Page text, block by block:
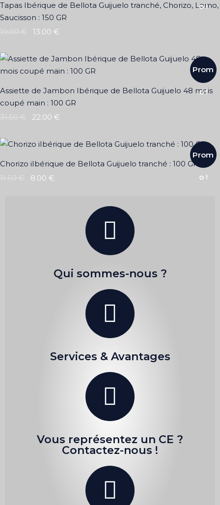
o !
Tapas Ibérique de Bellota Guijuelo tranché, Chorizo, Lomo,
Saucisson : 150 GR
19.00€ 13.00 €
Prom
o !
Assiette de Jambon Ibérique de Bellota Guijuelo 48 mois
coupé main : 100 GR
31.50€ 22.00 €
Prom
o !
Chorizo iIbérique de Bellota Guijuelo tranché : 100 GR
11.50€ 8.00 €
Qui sommes-nous ?
Services & Avantages
Vous représentez un CE ?
Contactez-nous !